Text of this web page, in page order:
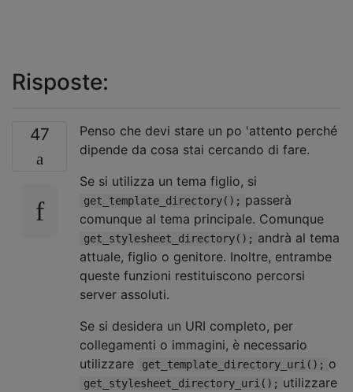
Risposte:
47
Penso che devi stare un po 'attento perché
dipende da cosa stai cercando di fare.
Se si utilizza un tema figlio, si
get_template_directory(); passerà
comunque al tema principale. Comunque
get_stylesheet_directory(); andrà al tema
attuale, figlio o genitore. Inoltre, entrambe
queste funzioni restituiscono percorsi
server assoluti.
Se si desidera un URI completo, per
collegamenti o immagini, è necessario
utilizzare
get_template_directory_uri(); o
get_stylesheet_directory_uri(); utilizzare